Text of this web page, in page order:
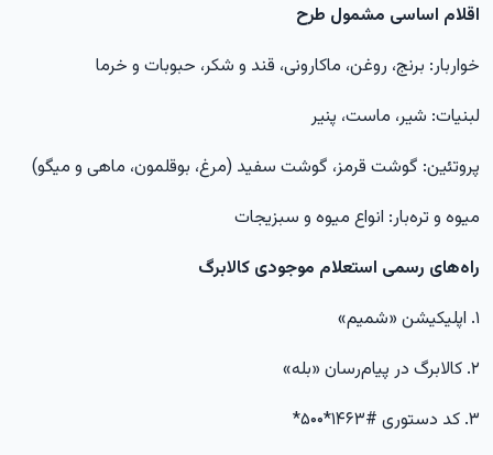
اقلام اساسی مشمول طرح
خواربار: برنج، روغن، ماکارونی، قند و شکر، حبوبات و خرما
لبنیات: شیر، ماست، پنیر
پروتئین: گوشت قرمز، گوشت سفید (مرغ، بوقلمون، ماهی و میگو)
میوه و تره‌بار: انواع میوه و سبزیجات
راه‌های رسمی استعلام موجودی کالابرگ
۱. اپلیکیشن «شمیم»
۲. کالابرگ در پیام‌رسان «بله»
۳. کد دستوری #۱۴۶۳*۵۰۰*